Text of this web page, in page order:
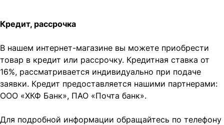
Кредит, рассрочка
В нашем интернет-магазине вы можете приобрести
товар в кредит или рассрочку. Кредитная ставка от
16%, рассматривается индивидуально при подаче
заявки. Кредит предоставляется нашими партнерами:
ООО «ХКФ Банк», ПАО «Почта банк».
Для подробной информации обращайтесь по телефону